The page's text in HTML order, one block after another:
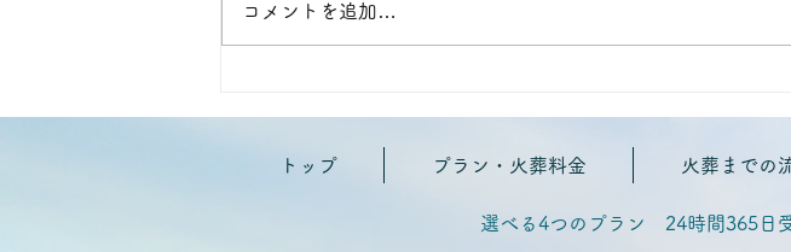
コメントを追加…
トップ プラン・火葬料金 火葬までの
選べる4つのプラン 24時間365